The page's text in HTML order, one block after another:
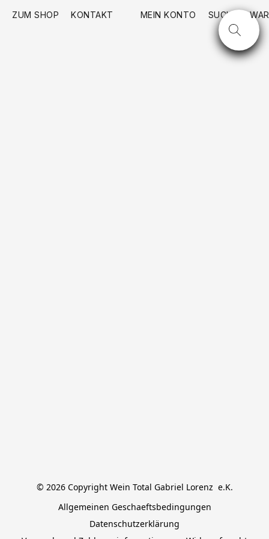
ZUM SHOP KONTAKT MEIN KONTO SUCHE
© 2026 Copyright Wein Total Gabriel Lorenz  e.K.
Allgemeinen Geschaeftsbedingungen
Datenschutzerklärung